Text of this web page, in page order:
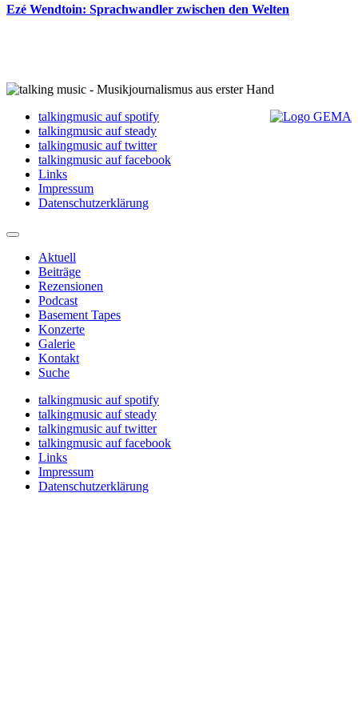
Ezé Wendtoin: Sprachwandler zwischen den Welten
talkingmusic auf spotify
talkingmusic auf steady
talkingmusic auf twitter
talkingmusic auf facebook
Links
Impressum
Datenschutzerklärung
Aktuell
Beiträge
Rezensionen
Podcast
Basement Tapes
Konzerte
Galerie
Kontakt
Suche
talkingmusic auf spotify
talkingmusic auf steady
talkingmusic auf twitter
talkingmusic auf facebook
Links
Impressum
Datenschutzerklärung